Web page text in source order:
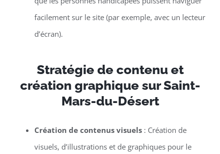
facilement sur le site (par exemple, avec un lecteur
d’écran).
Stratégie de contenu et
création graphique sur Saint-
Mars-du-Désert
Création de contenus visuels: Création de
visuels, d’illustrations et de graphiques pour le